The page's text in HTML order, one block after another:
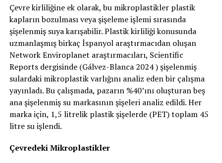
Çevre kirliliğine ek olarak, bu mikroplastikler plastik
kapların bozulması veya şişeleme işlemi sırasında
şişelenmiş suya karışabilir. Plastik kirliliği konusunda
uzmanlaşmış birkaç İspanyol araştırmacıdan oluşan
Network Enviroplanet araştırmacıları, Scientific
Reports dergisinde (Gálvez-Blanca 2024 ) şişelenmiş
sulardaki mikroplastik varlığını analiz eden bir çalışma
yayınladı. Bu çalışmada, pazarın %40’ını oluşturan beş
ana şişelenmiş su markasının şişeleri analiz edildi. Her
marka için, 1,5 litrelik plastik şişelerde (PET) toplam 45
litre su işlendi.
Çevredeki Mikroplastikler